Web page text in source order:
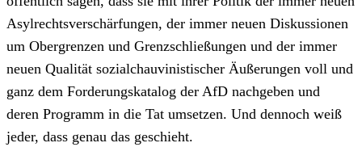
Asylrechtsverschärfungen, der immer neuen Diskussionen
um Obergrenzen und Grenzschließungen und der immer
neuen Qualität sozialchauvinistischer Äußerungen voll und
ganz dem Forderungskatalog der AfD nachgeben und
deren Programm in die Tat umsetzen. Und dennoch weiß
jeder, dass genau das geschieht.